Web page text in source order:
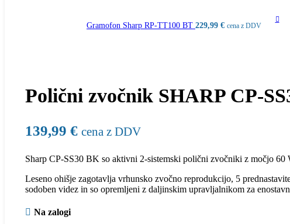
Gramofon Sharp RP-TT100 BT 229,99 € cena z DDV
Polični zvočnik SHARP CP-
139,99 € cena z DDV
Sharp CP-SS30 BK so aktivni 2-sistemski polični zvočniki z močjo
Leseno ohišje zagotavlja vrhunsko zvočno reprodukcijo, 5
sodoben videz in so opremljeni z daljinskim upravljalnikom za
Na zalogi